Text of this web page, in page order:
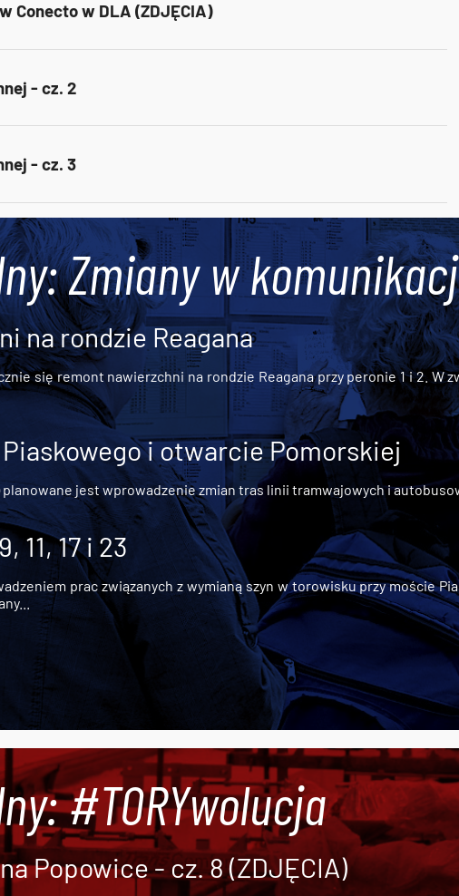
Conecto w DLA (ZDJĘCIA)
- cz. 2
- cz. 3
Zmiany w
na rondzie Reagana
się remont nawierzchni na rondzie Reagana przy peronie 1 i 2. W
i otwarcie Pomorskiej
jest wprowadzenie zmian tras linii tramwajowych i
11, 17 i 23
prac związanych z wymianą szyn w torowisku przy moście
#TORYwolucja
Popowice - cz. 8 (ZDJĘCIA)